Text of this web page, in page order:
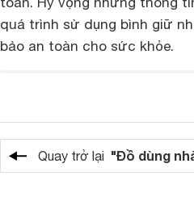
quá trình sử dụng bình giữ
bảo an toàn cho sức khỏe.
Quay trở lại "Đồ dùng